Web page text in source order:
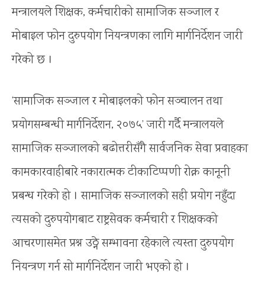
मन्त्रालयले शिक्षक, कर्मचारीको सामाजिक सञ्जाल र
मोबाइल फोन दुरुपयोग नियन्त्रणका लागि मार्गनिर्देशन जारी
गरेको छ ।
‘सामाजिक सञ्जाल र मोबाइलको फोन सञ्चालन तथा
प्रयोगसम्बन्धी मार्गनिर्देशन, २०७५’ जारी गर्दै मन्त्रालयले
सामाजिक सञ्जालको बढोत्तरीसँगै सार्वजनिक सेवा प्रवाहका
कामकारवाहीबारे नकारात्मक टीकाटिप्पणी रोक्न कानूनी
प्रबन्ध गरेको हो । सामाजिक सञ्जालको सही प्रयोग नहुँदा
त्यसको दुरुपयोगबाट राष्ट्रसेवक कर्मचारी र शिक्षकको
आचरणासमेत प्रश्न उठ्ने सम्भावना रहेकाले त्यस्ता दुरुपयोग
नियन्त्रण गर्न सो मार्गनिर्देशन जारी भएको हो ।